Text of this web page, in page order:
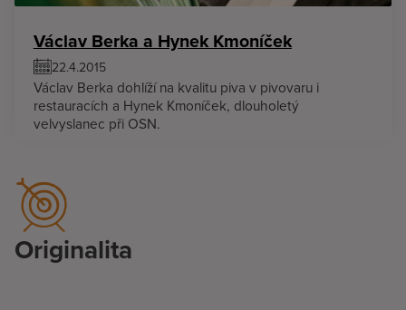
Václav Berka a Hynek Kmoníček
22.4.2015
Václav Berka dohlíží na kvalitu piva v pivovaru i
restauracích a Hynek Kmoníček, dlouholetý
velvyslanec při OSN.
Originalita